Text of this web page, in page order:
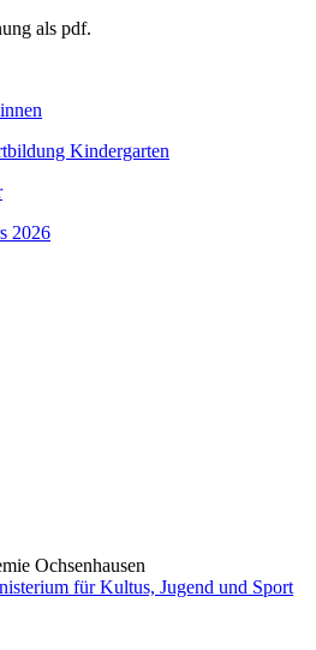
als pdf.
Kindergarten
2026
Ochsenhausen